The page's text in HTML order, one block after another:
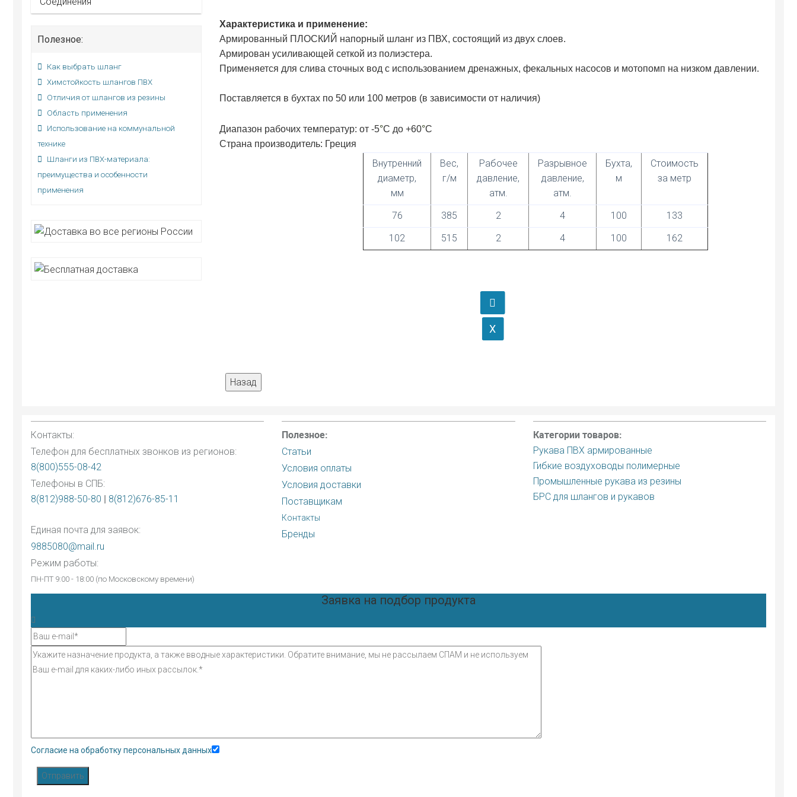
Полезное:
Как выбрать шланг
Химстойкость шлангов ПВХ
Отличия от шлангов из резины
Область применения
Использование на коммунальной
технике
Шланги из ПВХ-материала:
преимущества и особенности
применения
Характеристикаи применение:
Армированный ПЛОСКИЙ напорный шланг из ПВХ, состоящий из двух слоев.
Армирован усиливающей сеткой из полиэстера.
Применяется для слива сточных вод с использованием дренажных, фекальных насосов и мотопомп на низком давлении.
Поставляется в бухтах по 50 или 100 метров (в зависимости от наличия)
Диапазон рабочих температур: от -5°C до +60°C
Страна производитель: Греция
Внутренний
диаметр,
мм
Вес,
г/м
Рабочее
давление,
атм.
Разрывное
давление,
атм.
Бухта,
м
Стоимость
за метр
76 385 2 4 100
133
102
515 2 4 100 162
Контакты:
Телефон для бесплатных звонков из регионов:
8(800)555-08-42
Телефоны в СПБ:
8(812)988-50-80
8(812)676-85-11
Единая почта для заявок:
9885080@mail.ru
Режим работы:
ПН-ПТ 9:00 - 18:00 (по Московскому времени)
Полезное:
Статьи
Условия оплаты
Условия доставки
Поставщикам
Контакты
Бренды
Категории товаров:
Рукава ПВХ армированные
Гибкие воздуховоды полимерные
Промышленные рукава из резины
БРС для шлангов и рукавов
Заявка на подбор продукта
Согласие на обработку персональных данных
Отправить